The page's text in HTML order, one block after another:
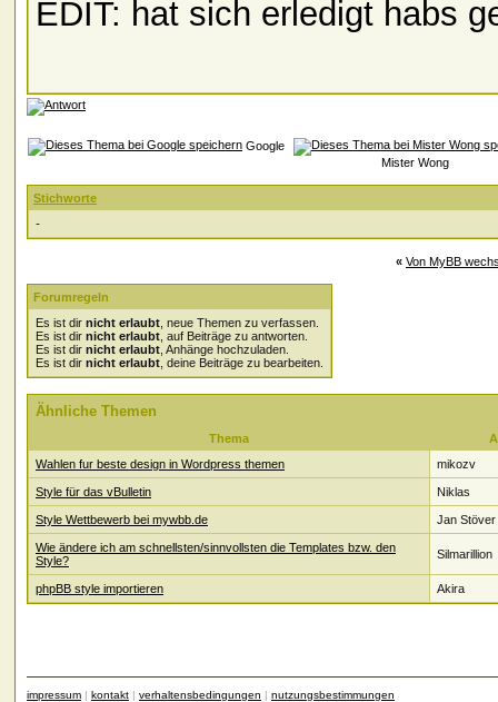
EDIT: hat sich erledigt habs
Google
Mister Wong
Stichworte
-
« Von MyBB
Forumregeln
Es ist dir nicht erlaubt , neue Themen zu verfassen.
Es ist dir nicht erlaubt , auf Beiträge zu antworten.
Es ist dir nicht erlaubt , Anhänge hochzuladen.
Es ist dir nicht erlaubt , deine Beiträge zu bearbeiten.
Ähnliche Themen
Thema
Wahlen fur beste design in Wordpress themen
mikozv
Style für das vBulletin Niklas
Style Wettbewerb bei mywbb.de Jan Stöver
Wie ändere ich am schnellsten/sinnvollsten die Templates bzw. den
Style?
Silmarillion
phpBB style importieren Akira
impressum | kontakt | verhaltensbedingungen | nutzungsbestimmungen